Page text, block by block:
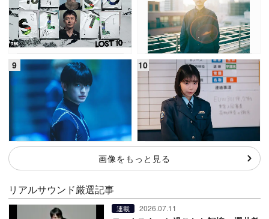
画像をもっと見る
リアルサウンド厳選記事
連載 2026.07.11